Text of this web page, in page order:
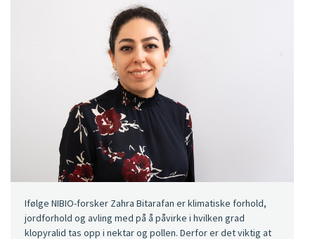
Ifølge NIBIO-forsker Zahra Bitarafan er klimatiske forhold,
jordforhold og avling med på å påvirke i hvilken grad
klopyralid tas opp i nektar og pollen. Derfor er det viktig at